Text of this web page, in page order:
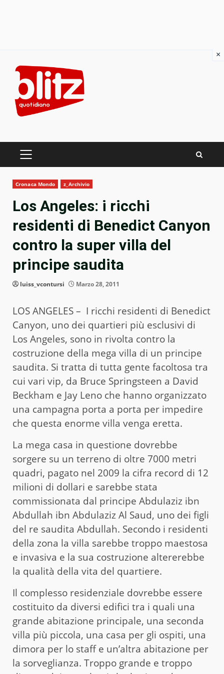
content
PRIMARY
Cronaca Mondo z_Archivio
Los Angeles: i ricchi
residenti di Benedict Canyon
contro la super villa del
principe saudita
luiss_vcontursi Marzo 28, 2011
LOS ANGELES – I ricchi residenti di Benedict
Canyon, uno dei quartieri più esclusivi di
Los Angeles, sono in rivolta contro la
costruzione della mega villa di un principe
saudita. Si tratta di tutta gente facoltosa tra
cui vari vip, da Bruce Springsteen a David
Beckham e Jay Leno che hanno organizzato
una campagna porta a porta per impedire
che questa enorme villa venga eretta.
La mega casa in questione dovrebbe
sorgere su un terreno di oltre 7000 metri
quadri, pagato nel 2009 la cifra record di 12
milioni di dollari e sarebbe stata
commissionata dal principe Abdulaziz ibn
Abdullah ibn Abdulaziz Al Saud, uno dei figli
del re saudita Abdullah. Secondo i residenti
della zona la villa sarebbe troppo maestosa
e invasiva e la sua costruzione altererebbe
la qualità della vita del quartiere.
Il complesso residenziale dovrebbe essere
costituito da diversi edifici tra i quali una
grande abitazione principale, una seconda
villa più piccola, una casa per gli ospiti, una
dimora per lo staff e un’altra abitazione per
la sorveglianza. Troppo grande e troppo
×